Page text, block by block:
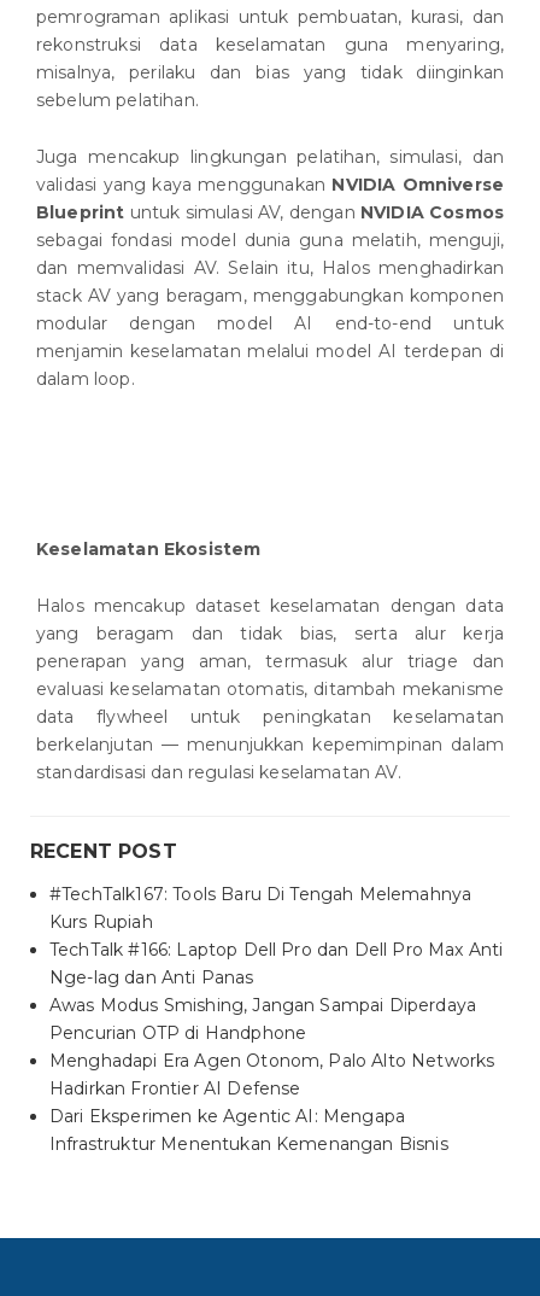
pemrograman aplikasi untuk pembuatan, kurasi, dan
rekonstruksi data keselamatan guna menyaring,
misalnya, perilaku dan bias yang tidak diinginkan
sebelum pelatihan.
Juga mencakup lingkungan pelatihan, simulasi, dan
validasi yang kaya menggunakan NVIDIA Omniverse
Blueprint untuk simulasi AV, dengan NVIDIA Cosmos
sebagai fondasi model dunia guna melatih, menguji,
dan memvalidasi AV. Selain itu, Halos menghadirkan
stack AV yang beragam, menggabungkan komponen
modular dengan model AI end-to-end untuk
menjamin keselamatan melalui model AI terdepan di
dalam loop.
Keselamatan Ekosistem
Halos mencakup dataset keselamatan dengan data
yang beragam dan tidak bias, serta alur kerja
penerapan yang aman, termasuk alur triage dan
evaluasi keselamatan otomatis, ditambah mekanisme
data flywheel untuk peningkatan keselamatan
berkelanjutan — menunjukkan kepemimpinan dalam
standardisasi dan regulasi keselamatan AV.
RECENT POST
#TechTalk167: Tools Baru Di Tengah Melemahnya
Kurs Rupiah
TechTalk #166: Laptop Dell Pro dan Dell Pro Max Anti
Nge-lag dan Anti Panas
Awas Modus Smishing, Jangan Sampai Diperdaya
Pencurian OTP di Handphone
Menghadapi Era Agen Otonom, Palo Alto Networks
Hadirkan Frontier AI Defense
Dari Eksperimen ke Agentic AI: Mengapa
Infrastruktur Menentukan Kemenangan Bisnis